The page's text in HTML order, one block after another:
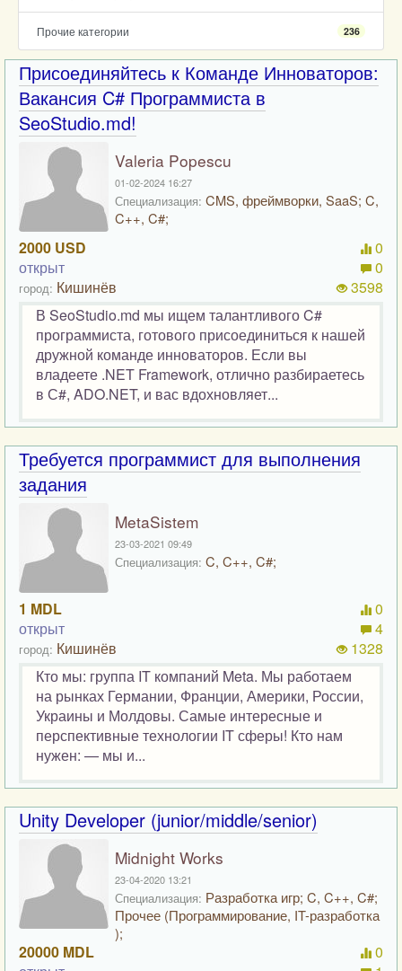
Прочие категории 236
Присоединяйтесь к Команде Инноваторов:
Вакансия C# Программиста в
SeoStudio.md!
Valeria Popescu
01-02-2024 16:27
Специализация: CMS, фреймворки, SaaS; C,
C++, C#;
2000 USD
открыт
город: Кишинёв
0
0
3598
В SeoStudio.md мы ищем талантливого C#
программиста, готового присоединиться к нашей
дружной команде инноваторов. Если вы
владеете .NET Framework, отлично разбираетесь
в С#, ADO.NET, и вас вдохновляет...
Требуется программист для выполнения
задания
MetaSistem
23-03-2021 09:49
Специализация: C, C++, C#;
1 MDL
открыт
город: Кишинёв
0
4
1328
Кто мы: группа IT компаний Meta. Мы работаем
на рынках Германии, Франции, Америки, России,
Украины и Молдовы. Самые интересные и
перспективные технологии IT сферы! Кто нам
нужен: — мы и...
Unity Developer (junior/middle/senior)
Midnight Works
23-04-2020 13:21
Специализация: Разработка игр; C, C++, C#;
Прочее (Программирование, IT-разработка
);
20000 MDL
0